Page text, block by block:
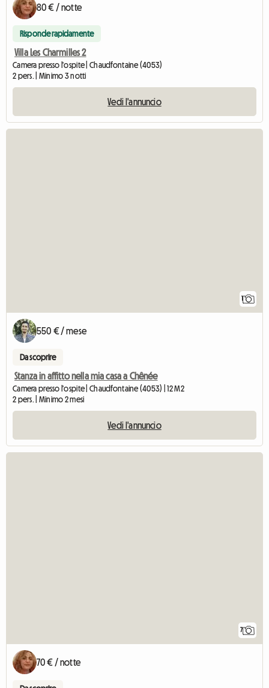
80 € / notte
Risponde rapidamente
Villa Les Charmilles 2
Camera presso l'ospite | Chaudfontaine (4053)
2 pers. | Minimo 3 notti
Vedi l'annuncio
1
550 € / mese
Da scoprire
Stanza in affitto nella mia casa a Chênée
Camera presso l'ospite | Chaudfontaine (4053) | 12 M2
2 pers. | Minimo 2 mesi
Vedi l'annuncio
7
70 € / notte